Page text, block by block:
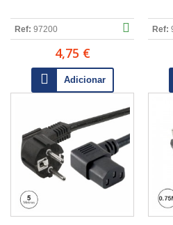
Ref: 97200
4,75 €
Adicionar
Ref: